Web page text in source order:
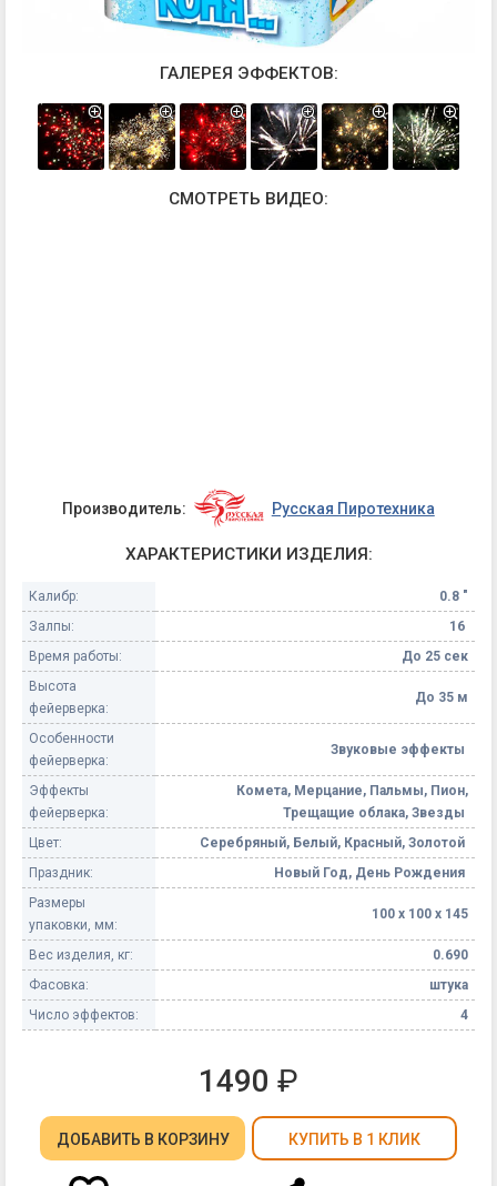
ГАЛЕРЕЯ ЭФФЕКТОВ:
СМОТРЕТЬ ВИДЕО:
Производитель: Русская Пиротехника
ХАРАКТЕРИСТИКИ ИЗДЕЛИЯ:
Калибр:
0.8 "
Залпы:
16
Время работы:
До 25 сек
Высота
фейерверка:
До 35 м
Особенности
фейерверка:
Звуковые эффекты
Эффекты
фейерверка:
Комета, Мерцание, Пальмы, Пион,
Трещащие облака, Звезды
Цвет:
Серебряный, Белый, Красный, Золотой
Праздник:
Новый Год, День Рождения
Размеры
упаковки, мм:
100 х 100 х 145
Вес изделия, кг:
0.690
Фасовка:
штука
Число эффектов:
4
1490 ₽
ДОБАВИТЬ В КОРЗИНУ КУПИТЬ В 1 КЛИК